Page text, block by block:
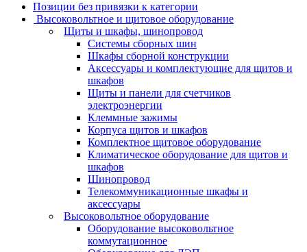
Позиции без привязки к категории
Высоковольтное и щитовое оборудование
Щиты и шкафы, шинопровод
Системы сборных шин
Шкафы сборной конструкции
Аксессуары и комплектующие для щитов и
шкафов
Щиты и панели для счетчиков
электроэнергии
Клеммные зажимы
Корпуса щитов и шкафов
Комплектное щитовое оборудование
Климатическое оборудование для щитов и
шкафов
Шинопровод
Телекоммуникационные шкафы и
аксессуары
Высоковольтное оборудование
Оборудование высоковольтное
коммутационное